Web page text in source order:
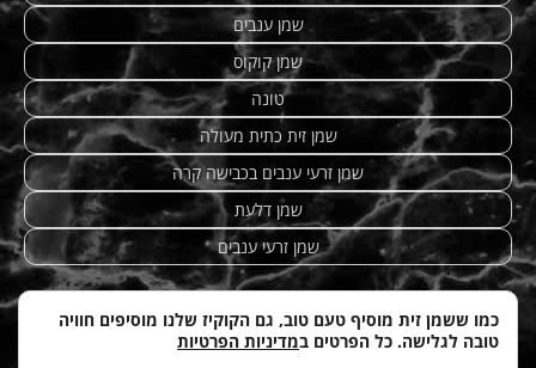
שמן ענבים
שמן קוקוס
טונה
שמן זית כתית מעולה
שמן זרעי ענבים בכבישה קרה
שמן דלעת
שמן זרעי ענבים
מתכונים מנצחים|טחינה| etzhazait –
כמו ששמן זית מוסיף טעם טוב, גם הקוקיז שלנו מוסיפים חוויה
טובה לגלישה. כל הפרטים במדיניות הפרטיות